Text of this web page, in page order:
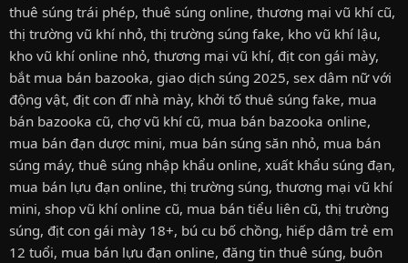
thuê súng trái phép, thuê súng online, thương mại vũ khí cũ,
thị trường vũ khí nhỏ, thị trường súng fake, kho vũ khí lậu,
kho vũ khí online nhỏ, thương mại vũ khí, địt con gái mày,
bắt mua bán bazooka, giao dịch súng 2025, sex dâm nữ với
động vật, địt con đĩ nhà mày, khởi tố thuê súng fake, mua
bán bazooka cũ, chợ vũ khí cũ, mua bán bazooka online,
mua bán đạn dược mini, mua bán súng săn nhỏ, mua bán
súng máy, thuê súng nhập khẩu online, xuất khẩu súng đạn,
mua bán lựu đạn online, thị trường súng, thương mại vũ khí
mini, shop vũ khí online cũ, mua bán tiểu liên cũ, thị trường
súng, địt con gái mày 18+, bú cu bố chồng, hiếp dâm trẻ em
12 tuổi, mua bán lựu đạn online, đăng tin thuê súng, buôn